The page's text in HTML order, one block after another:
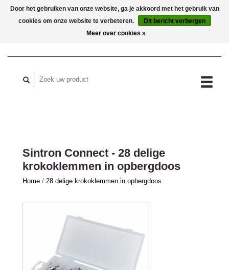
MIJN ACCOUNT
Sintron Connect - 28 delige
krokoklemmen in opbergdoos
Home / 28 delige krokoklemmen in opbergdoos
Door het gebruiken van onze website, ga je akkoord met het gebruik van
cookies om onze website te verbeteren.
Dit bericht verbergen
Meer over cookies »